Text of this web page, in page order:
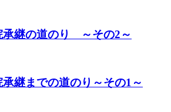
承継の道のり ～その2～
継までの道のり～その1～